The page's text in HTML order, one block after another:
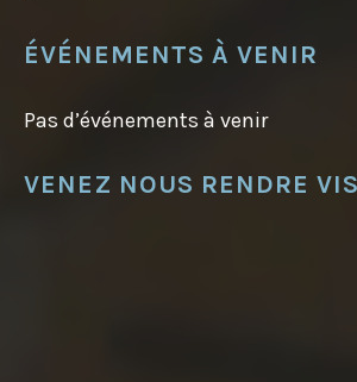
ÉVÉNEMENTS À VENIR
Pas d’événements à venir
VENEZ NOUS RENDRE